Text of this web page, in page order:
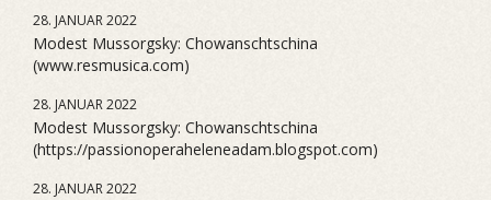
28. JANUAR 2022
Modest Mussorgsky: Chowanschtschina
(www.resmusica.com)
28. JANUAR 2022
Modest Mussorgsky: Chowanschtschina
(https://passionoperaheleneadam.blogspot.com)
28. JANUAR 2022